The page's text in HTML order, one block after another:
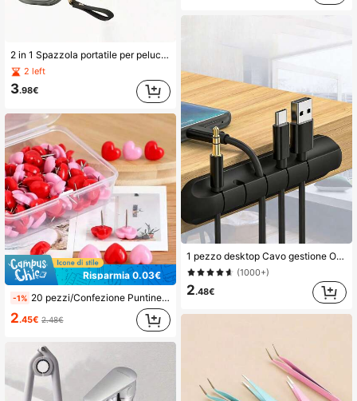
2 in 1 Spazzola portatile per pelucchi/Rimuovi peli di animali domestici/Pulitore per polvere, design compatto con funzione di strappo della carta, rullo per pelucchi da viaggio
2 left
3.98€
Risparmia 0.03€
-1% 20 pezzi/Confezione Puntine da disegno creative a forma di cuore, colore rosa e rosso, adatte per ufficio, scuola, disegno e articoli per il rientro a scuola, forniture scolastiche
2.45€ 2.48€
1 pezzo desktop Cavo gestione Organizzatore per dati cavi
(1000+)
2.48€